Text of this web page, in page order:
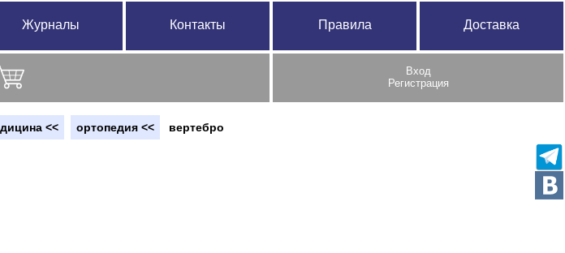
Журналы Контакты Правила Доставка
Вход
Регистрация
<< ортопедия << вертебро